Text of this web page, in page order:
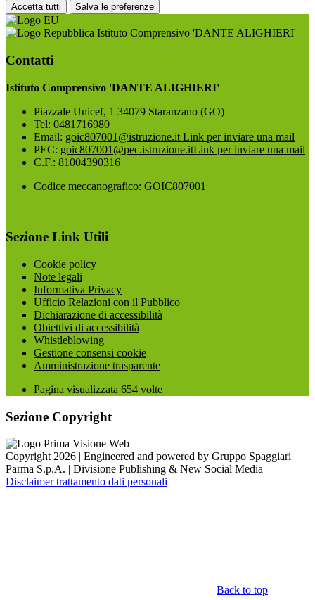
Accetta tutti Salva le preferenze
Istituto Comprensivo 'DANTE ALIGHIERI'
Contatti
Istituto Comprensivo 'DANTE ALIGHIERI'
Piazzale Unicef, 1 34079 Staranzano (GO)
Tel: 0481716980
Email: goic807001@istruzione.it Link per inviare una mail
PEC: goic807001@pec.istruzione.itLink per inviare una mail
C.F.: 81004390316
Codice meccanografico: GOIC807001
Sezione Link Utili
Cookie policy
Note legali
Informativa Privacy
Ufficio Relazioni con il Pubblico
Dichiarazione di accessibilità
Obiettivi di accessibilità
Whistleblowing
Gestione consensi cookie
Amministrazione trasparente
Pagina visualizzata 654 volte
Sezione Copyright
Copyright 2026 | Engineered and powered by Gruppo Spaggiari
Parma S.p.A. | Divisione Publishing & New Social Media
Disclaimer trattamento dati personali
Back to top